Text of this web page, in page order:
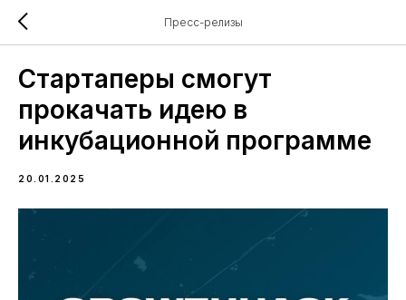
Пресс-релизы
Стартаперы смогут
прокачать идею в
инкубационной программе
20.01.2025